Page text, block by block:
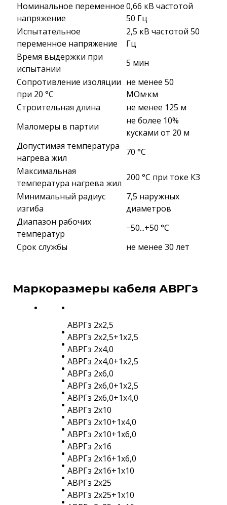
Номинальное переменное
напряжение
0,66 кВ частотой
50 Гц
Испытательное
переменное напряжение
2,5 кВ частотой 50
Гц
Время выдержки при
испытании
5 мин
Сопротивление изоляции
при 20 °С
не менее 50
МОм·км
Строительная длина
не менее 125 м
Маломеры в партии
не более 10%
кусками от 20 м
Допустимая температура
нагрева жил
70 °C
Максимальная
температура нагрева жил
200 °C при токе КЗ
Минимальный радиус
изгиба
7,5 наружных
диаметров
Диапазон рабочих
температур
−50...+50 °C
Срок службы
не менее 30 лет
Маркоразмеры кабеля АВРГз
АВРГз 2х2,5
АВРГз 2х2,5+1х2,5
АВРГз 2х4,0
АВРГз 2х4,0+1х2,5
АВРГз 2х6,0
АВРГз 2х6,0+1х2,5
АВРГз 2х6,0+1х4,0
АВРГз 2х10
АВРГз 2х10+1х4,0
АВРГз 2х10+1х6,0
АВРГз 2х16
АВРГз 2х16+1х6,0
АВРГз 2х16+1х10
АВРГз 2х25
АВРГз 2х25+1х10